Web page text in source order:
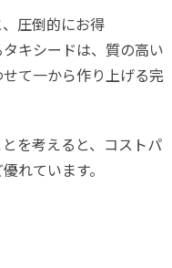
圧倒的にお得
キシードは、質の高い
て一から作り上げる完
を考えると、コストパ
れています。